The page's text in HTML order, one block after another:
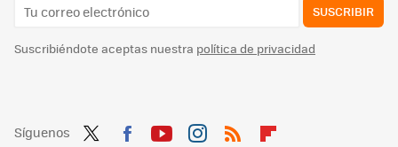
SUSCRIBIR
Suscribiéndote aceptas nuestra política de privacidad
Síguenos